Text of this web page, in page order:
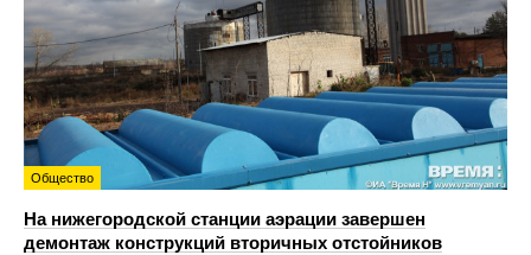
Общество
На нижегородской станции аэрации завершен
демонтаж конструкций вторичных отстойников